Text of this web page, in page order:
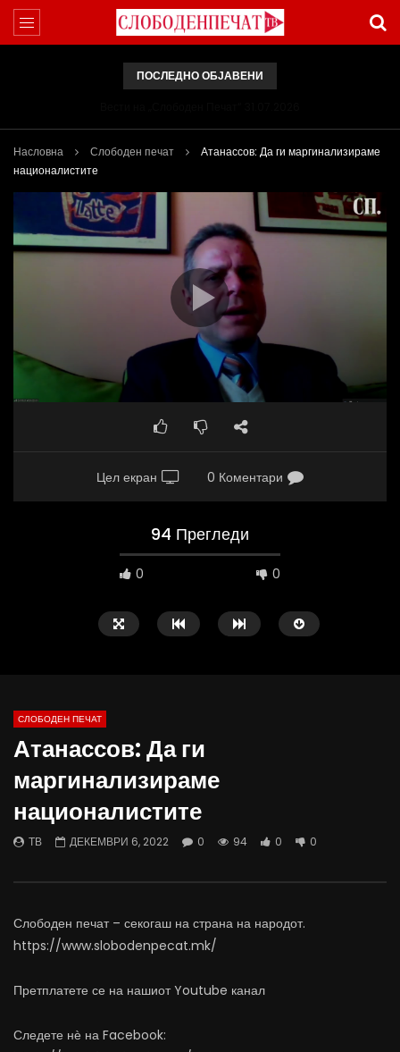
ПОСЛЕДНО ОБЈАВЕНИ
Насловна Слободен печат
Атанассов: Да ги маргинализираме
националистите
Цел екран 0 Коментари
94 Прегледи
0 0
04.08.2026
АВГУСТ 4, 2026
АВГУСТ 4, 2026
СЛОБОДЕН ПЕЧАТ
Атанассов: Да ги
маргинализираме
националистите
ТВ ДЕКЕМВРИ 6, 2022 0 94 0 0
Слободен печат – секогаш на страна на народот.
https://www.slobodenpecat.mk/
Претплатете се на нашиот Youtube канал
Следете нѐ на Facebook: